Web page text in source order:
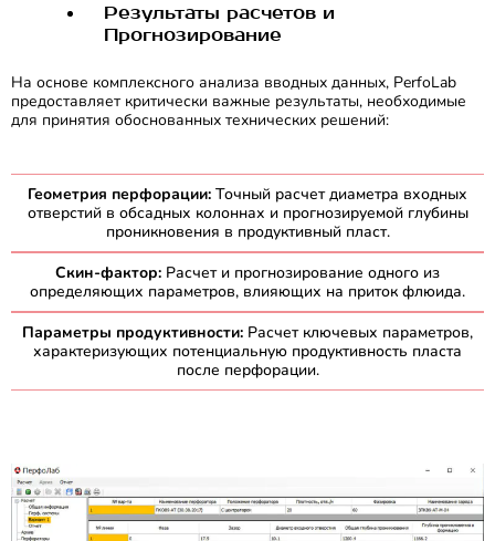
Результаты расчетов и
Прогнозирование
На основе комплексного анализа вводных данных, PerfoLab
предоставляет критически важные результаты, необходимые
для принятия обоснованных технических решений:
Геометрия перфорации: Точный расчет диаметра входных
отверстий в обсадных колоннах и прогнозируемой глубины
проникновения в продуктивный пласт.
Скин-фактор: Расчет и прогнозирование одного из
определяющих параметров, влияющих на приток флюида.
Параметры продуктивности: Расчет ключевых параметров,
характеризующих потенциальную продуктивность пласта
после перфорации.